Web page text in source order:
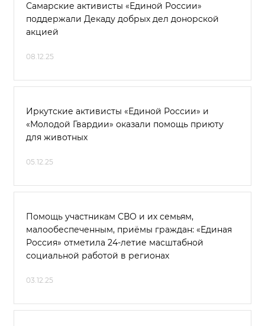
Самарские активисты «Единой России»
поддержали Декаду добрых дел донорской
акцией
08.12.25
Иркутские активисты «Единой России» и
«Молодой Гвардии» оказали помощь приюту
для животных
05.12.25
Помощь участникам СВО и их семьям,
малообеспеченным, приёмы граждан: «Единая
Россия» отметила 24-летие масштабной
социальной работой в регионах
03.12.25